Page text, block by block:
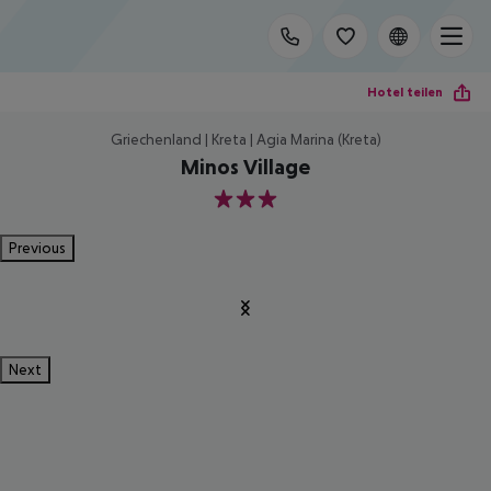
Hotel teilen
Griechenland | Kreta | Agia Marina (Kreta)
Minos Village
3
Previous
Next